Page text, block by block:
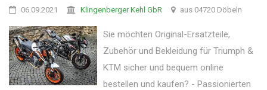
06.09.2021 Klingenberger Kehl GbR aus 04720 Döbeln
Sie möchten Original-Ersatzteile,
Zubehör und Bekleidung für Triumph &
KTM sicher und bequem online
bestellen und kaufen? - Passionierten